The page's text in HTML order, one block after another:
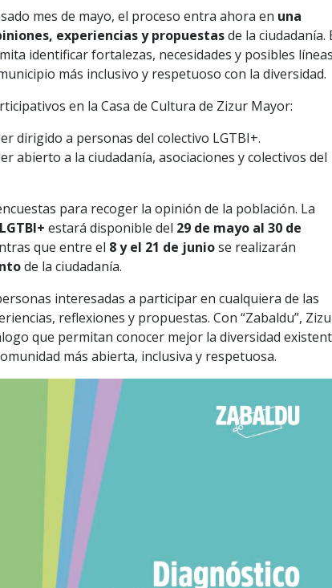
mes de mayo, el proceso entra ahora en una
experiencias y propuestasde la ciudadanía.
identificar fortalezas, necesidades y posibles
más inclusivo y respetuoso con la diversidad.
en la Casa de Cultura de Zizur Mayor:
dirigido a personas del colectivo LGTBI+.
abierto a la ciudadanía, asociaciones y colectivos del
para recoger la opinión de la población. La
estará disponible del 29 de mayo al 30 de
que entre el 8 y el 21 de juniose realizarán
de la ciudadanía.
interesadas a participar en cualquiera de las
reflexiones y propuestas. Con “Zabaldu”,
que permitan conocer mejor la diversidad
más abierta, inclusiva y respetuosa.